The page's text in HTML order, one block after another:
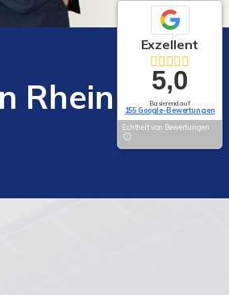
Rhein-
Exzellent
5,0
Basierend auf
155 Google-Bewertungen
Echtheit von Bewertungen